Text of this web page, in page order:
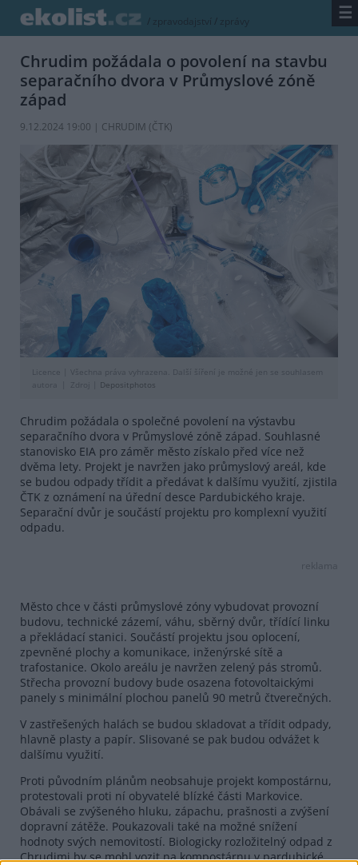
/ zpravodajství / zprávy ☰
Chrudim požádala o povolení na stavbu
separačního dvora v Průmyslové zóně
západ
9.12.2024 19:00 | CHRUDIM (ČTK)
Licence |
Všechna práva vyhrazena. Další šíření je možné jen se souhlasem
autora
Zdroj | Depositphotos
Chrudim požádala o společné povolení na výstavbu
separačního dvora v Průmyslové zóně západ. Souhlasné
stanovisko EIA pro záměr město získalo před více než
dvěma lety. Projekt je navržen jako průmyslový areál, kde
se budou odpady třídit a předávat k dalšímu využití, zjistila
ČTK z oznámení na úřední desce Pardubického kraje.
Separační dvůr je součástí projektu pro komplexní využití
odpadu.
reklama
Město chce v části průmyslové zóny vybudovat provozní
budovu, technické zázemí, váhu, sběrný dvůr, třídící linku
a překládací stanici. Součástí projektu jsou oplocení,
zpevněné plochy a komunikace, inženýrské sítě a
trafostanice. Okolo areálu je navržen zelený pás stromů.
Střecha provozní budovy bude osazena fotovoltaickými
panely s minimální plochou panelů 90 metrů čtverečných.
V zastřešených halách se budou skladovat a třídit odpady,
hlavně plasty a papír. Slisované se pak budou odvážet k
dalšímu využití.
Proti původním plánům neobsahuje projekt kompostárnu,
protestovali proti ní obyvatelé blízké části Markovice.
Obávali se zvýšeného hluku, zápachu, prašnosti a zvýšení
dopravní zátěže. Poukazovali také na možné snížení
hodnoty svých nemovitostí. Biologicky rozložitelný odpad z
Chrudimi by se mohl vozit na kompostárnu v pardubické